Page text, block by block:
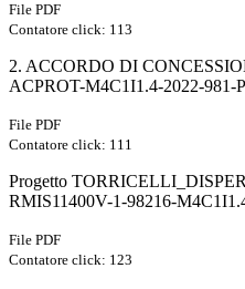
File PDF
Contatore click: 113
2. ACCORDO DI
ACPROT-M4C1I1.4-2022-981-
File PDF
Contatore click: 111
Progetto
RMIS11400V-1-98216-
File PDF
Contatore click: 123